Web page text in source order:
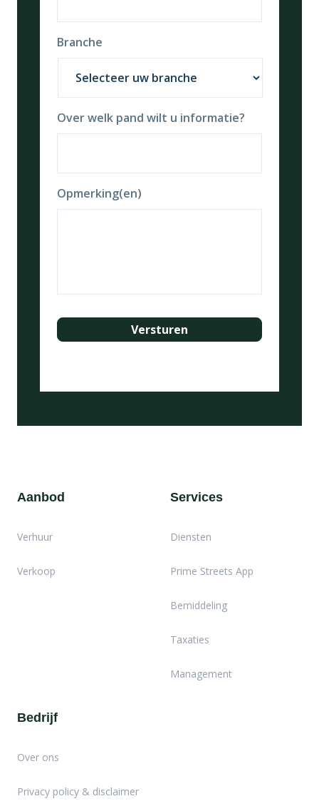
Branche
Over welk pand wilt u informatie?
Opmerking(en)
Aanbod
Verhuur
Verkoop
Services
Diensten
Prime Streets App
Bemiddeling
Taxaties
Management
Bedrijf
Over ons
Privacy policy & disclaimer